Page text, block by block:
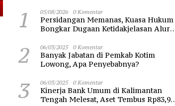
1 05/08/2026 0 Komentar
Persidangan Memanas, Kuasa Hukum
Bongkar Dugaan Ketidakjelasan Alur
2 06/03/2025 0 Komentar
Banyak Jabatan di Pemkab Kotim
Lowong, Apa Penyebabnya?
3 06/03/2025 0 Komentar
Kinerja Bank Umum di Kalimantan
Tengah Melesat, Aset Tembus Rp83,98